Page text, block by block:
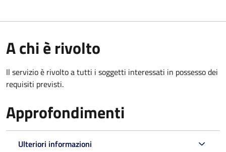
A chi è rivolto
Il servizio è rivolto a tutti i soggetti interessati in possesso dei
requisiti previsti.
Approfondimenti
Ulteriori informazioni